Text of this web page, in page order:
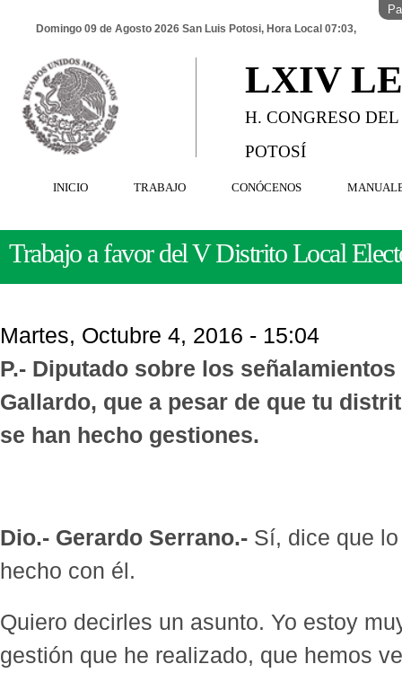
Domingo 09 de Agosto 2026 San Luis Potosi, Hora Local 07:03,
LXIV
H. CONGRESO
POTOSÍ
INICIO TRABAJO CONÓCENOS
Trabajo a favor del V Distrito Local
Martes, Octubre 4, 2016 - 15:04
P.- Diputado sobre los
Gallardo, que a pesar de que tu
se han hecho gestiones.
Dio.- Gerardo Serrano.- Sí, dice que
hecho con él.
Quiero decirles un asunto. Yo estoy
gestión que he realizado, que hemos